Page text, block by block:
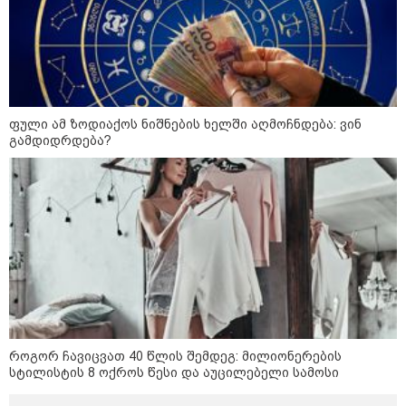
"სა­მარ­ცხვი­ნოა ეს ყვე­ლა­ფე­რი,
ყვე­ლა­ზე რბი­ლად რომ ვთქვა!" -
ნანკა კალატოზიშვილი გიორგი
ბარამიძის განცხადებას
ეხმაურება
გუშინდელი ვიდეო ვირუსულად
გავრცელდა.... დანარჩენი თქვენ
განსაჯეთ, რამდენად
შესაძლებელია აქ ადამიანის
გადავარდნა" - რა კადრებს
აქვეყნებს კობა ახალაძე
მლეთიდან, სადაც 12 წლის წინ
გურამ დადიანიძე გაუჩინარდა?
პოლიტიკა
ფული ამ ზოდიაქოს ნიშნების ხელში აღმოჩნდება: ვინ
გამდიდრდება?
როგორ ჩავიცვათ 40 წლის შემდეგ: მილიონერების
სტილისტის 8 ოქროს წესი და აუცილებელი სამოსი